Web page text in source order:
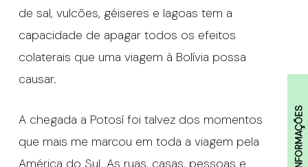
INFORMAÇÕES
de sal, vulcões, géiseres e lagoas tem a
capacidade de apagar todos os efeitos
colaterais que uma viagem à Bolívia possa
causar.
A chegada a Potosí foi talvez dos momentos
que mais me marcou em toda a viagem pela
América do Sul. As ruas, casas, pessoas e